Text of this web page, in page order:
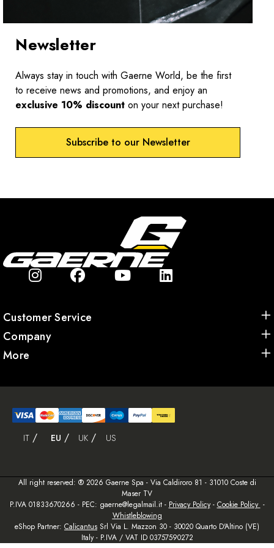
Newsletter
Always stay in touch with Gaerne World, be the first
to receive news and promotions, and enjoy an
exclusive 10% discount on your next purchase!
Subscribe to our Newsletter
Customer Service
Company
More
IT EU UK US
All right reserved: ® 2026 Gaerne Spa - Via Caldiroro 81 - 31010 Coste di
Maser TV
P.IVA 01833670266 - PEC: gaerne@legalmail.it - Privacy Policy- Cookie Policy -
Whistleblowing
eShop Partner: Calicantus Srl Via L. Mazzon 30 - 30020 Quarto D'Altino (VE)
Italy - P.IVA / VAT ID 03757590272